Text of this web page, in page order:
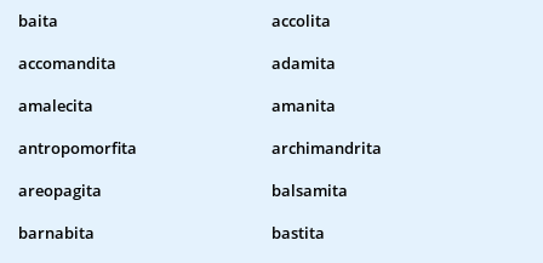
baita
accolita
accomandita
adamita
amalecita
amanita
antropomorfita
archimandrita
areopagita
balsamita
barnabita
bastita